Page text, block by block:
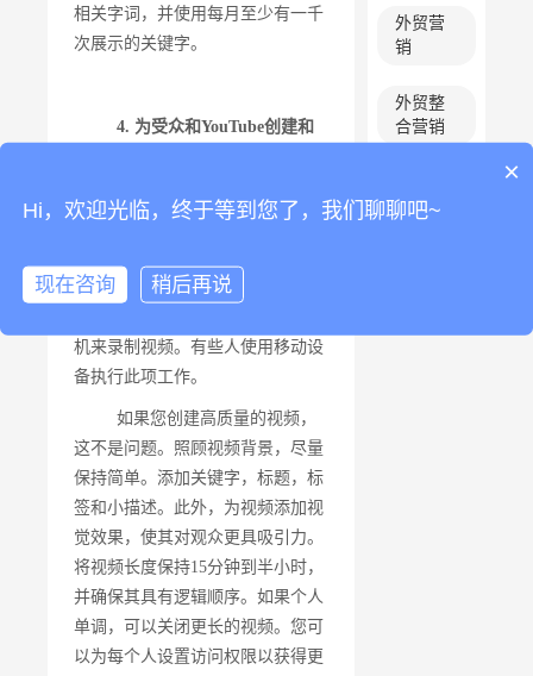
相关字词，并使用每月至少有一千
次展示的关键字。
4. 为受众和YouTube创建和
为了在YouTube上流行，您
视频或在这方面获得专业人士的帮
机来录制视频。有些人使用移动设
备执行此项工作。
如果您创建高质量的视频，
这不是问题。照顾视频背景，尽量
保持简单。添加关键字，标题，标
签和小描述。此外，为视频添加视
觉效果，使其对观众更具吸引力。
将视频长度保持15分钟到半小时，
并确保其具有逻辑顺序。如果个人
单调，可以关闭更长的视频。您可
以为每个人设置访问权限以获得更
外贸营
销
外贸整
合营销
营销
×
Hi，欢迎光临，终于等到您了，我们聊聊吧~
现在咨询 稍后再说